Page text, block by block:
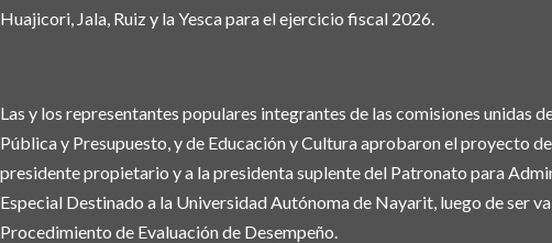
Huajicori, Jala, Ruiz y la Yesca para el ejercicio fiscal 2026.
Las y los representantes populares integrantes de las comisiones unidas
Pública y Presupuesto, y de Educación y Cultura aprobaron el proyecto
presidente propietario y a la presidenta suplente del Patronato para
Especial Destinado a la Universidad Autónoma de Nayarit, luego de ser
Procedimiento de Evaluación de Desempeño.